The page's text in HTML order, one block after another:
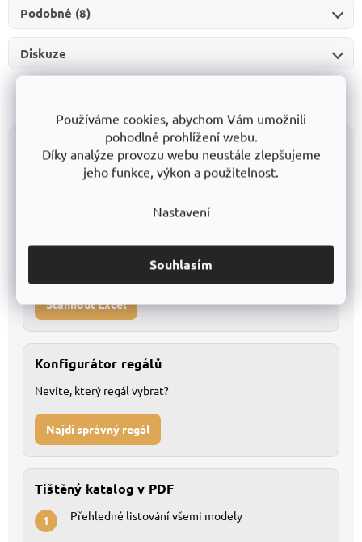
Používáme cookies, abychom Vám umožnili
pohodlné prohlížení webu.
Díky analýze provozu webu neustále zlepšujeme
jeho funkce, výkon a použitelnost.
Nastavení
Souhlasím
Podobné (8)
Diskuze
Všechny modely přehledně v katalogu
Kompletní databáze pro detailní porovnání
Snadné filtrování a vlastní úpravy
Stáhnout Excel
Konfigurátor regálů
Nevíte, který regál vybrat?
Najdi správný regál
Tištěný katalog v PDF
1 Přehledné listování všemi modely